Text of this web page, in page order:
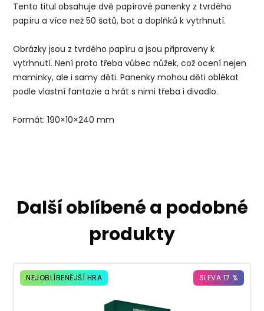
Tento titul obsahuje dvě papírové panenky z tvrdého
papíru a více než 50 šatů, bot a doplňků k vytrhnutí.
Obrázky jsou z tvrdého papíru a jsou připraveny k
vytrhnutí. Není proto třeba vůbec nůžek, což ocení nejen
maminky, ale i samy děti. Panenky mohou děti oblékat
podle vlastní fantazie a hrát s nimi třeba i divadlo.
Formát: 190×10×240 mm
Další oblíbené a podobné
produkty
NEJOBLÍBENĚJŠÍ HRA SLEVA 17 %